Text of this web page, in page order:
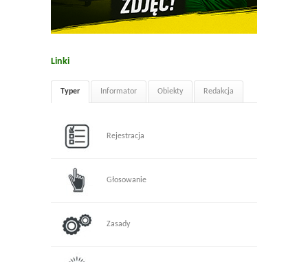
Linki
Typer Informator Obiekty Redakcja
Rejestracja
Głosowanie
Zasady